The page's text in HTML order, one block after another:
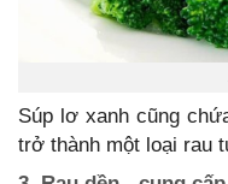
Súp lơ xanh cũng
trở thành một loại rau